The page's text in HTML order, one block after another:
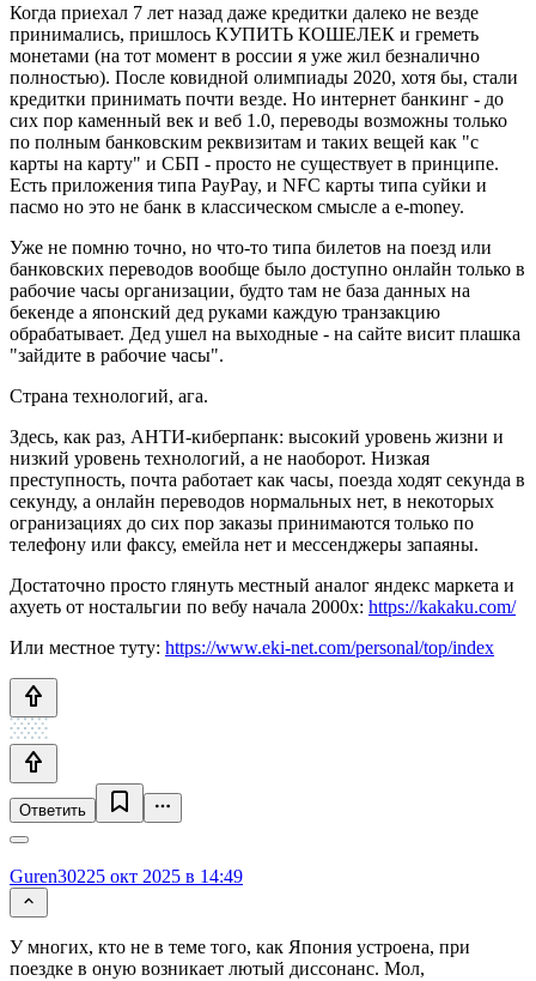
Когда приехал 7 лет назад даже кредитки далеко не везде
принимались, пришлось КУПИТЬ КОШЕЛЕК и греметь
монетами (на тот момент в россии я уже жил безналично
полностью). После ковидной олимпиады 2020, хотя бы, стали
кредитки принимать почти везде. Но интернет банкинг - до
сих пор каменный век и веб 1.0, переводы возможны только
по полным банковским реквизитам и таких вещей как "с
карты на карту" и СБП - просто не существует в принципе.
Есть приложения типа PayPay, и NFC карты типа суйки и
пасмо но это не банк в классическом смысле а e-money.
Уже не помню точно, но что-то типа билетов на поезд или
банковских переводов вообще было доступно онлайн только в
рабочие часы организации, будто там не база данных на
бекенде а японский дед руками каждую транзакцию
обрабатывает. Дед ушел на выходные - на сайте висит плашка
"зайдите в рабочие часы".
Страна технологий, ага.
Здесь, как раз, АНТИ-киберпанк: высокий уровень жизни и
низкий уровень технологий, а не наоборот. Низкая
преступность, почта работает как часы, поезда ходят секунда в
секунду, а онлайн переводов нормальных нет, в некоторых
огранизациях до сих пор заказы принимаются только по
телефону или факсу, емейла нет и мессенджеры запаяны.
Достаточно просто глянуть местный аналог яндекс маркета и
ахуеть от ностальгии по вебу начала 2000х: https://kakaku.com/
Или местное туту: https://www.eki-net.com/personal/top/index
Ответить
Guren30225 окт 2025 в 14:49
У многих, кто не в теме того, как Япония устроена, при
поездке в оную возникает лютый диссонанс. Мол,